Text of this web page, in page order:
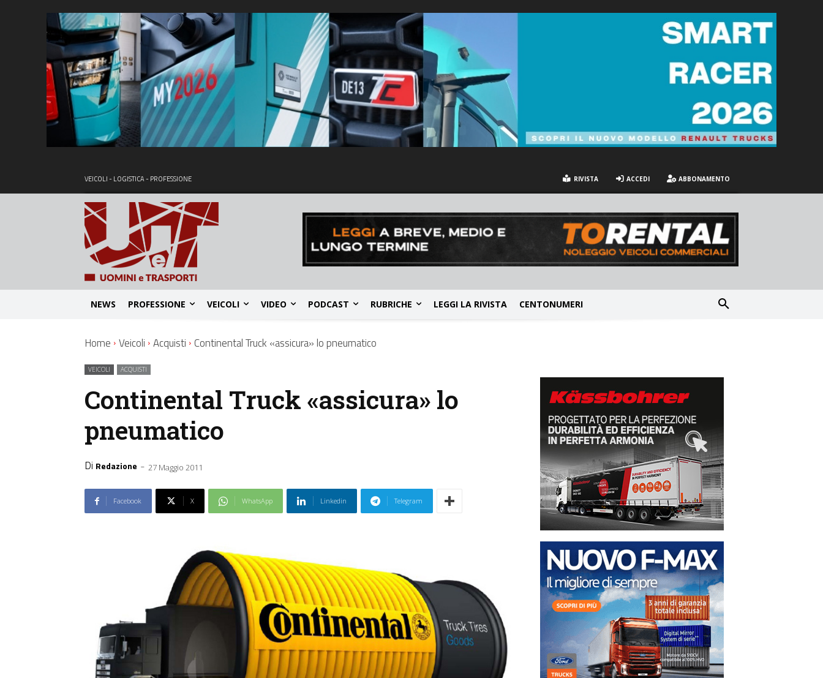
VEICOLI - LOGISTICA - PROFESSIONE RIVISTA ACCEDI ABBONAMENTO
NEWS PROFESSIONE VEICOLI VIDEO PODCAST RUBRICHE LEGGI LA RIVISTA CENTONUMERI
Home Veicoli Acquisti Continental Truck «assicura» lo pneumatico
VEICOLI ACQUISTI
Continental Truck «assicura» lo
pneumatico
Di Redazione - 27 Maggio 2011
Facebook X WhatsApp Linkedin Telegram